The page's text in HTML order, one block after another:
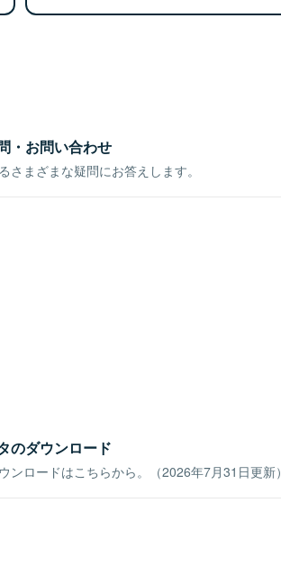
・お問い合わせ
さまざまな疑問にお答えします。
のダウンロード
ンロードはこちらから。（2026年7月31日更新）